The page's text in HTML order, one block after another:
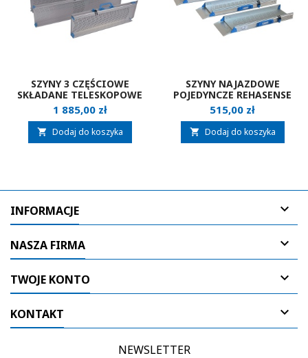
SZYNY 3 CZĘŚCIOWE
SKŁADANE TELESKOPOWE
REHASENSE
Cena
1 885,00 zł
 Dodaj do koszyka
SZYNY NAJAZDOWE
POJEDYNCZE REHASENSE
Cena
515,00 zł
 Dodaj do koszyka
INFORMACJE 
NASZA FIRMA 
TWOJE KONTO 
KONTAKT 
NEWSLETTER